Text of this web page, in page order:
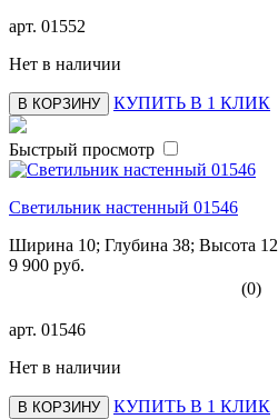
арт. 01552
Нет в наличии
В КОРЗИНУ КУПИТЬ В 1 КЛИК
Быстрый просмотр
Светильник настенный 01546
Ширина 10; Глубина 38; Высота 12
9 900 руб.
(0)
арт. 01546
Нет в наличии
В КОРЗИНУ
КУПИТЬ В 1 КЛИК